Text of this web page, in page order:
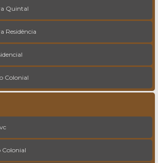
Quintal
Residência
Colonial
Colonial